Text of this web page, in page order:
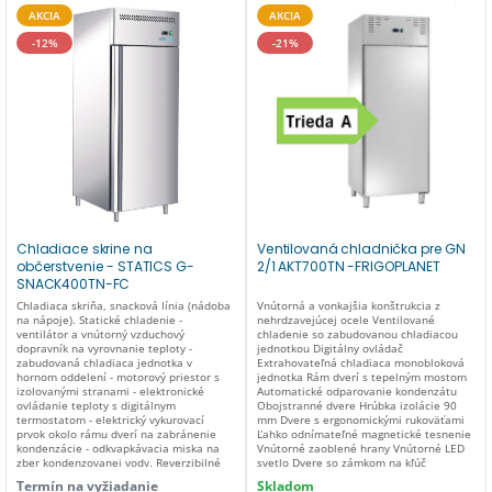
PREVÁDZKOVÁ TEPLOTA +35°C / 50%
hod. TYP CHLADENIA statické TYP
ODMRAZOVANIA automatické TYP
CHLADIACEHO PLYNU R600a PLYN (gr.)
ENERGIE (W) 220 NAPÄTIE 220V-240V /
50Hz KONŠTRUKČNÝ MATERIÁL
nehrdzavejúca oceľ ZMENA OTVÁRANIA
Izolácia (mm): 50 Typ chladiaceho plynu:
R290 Typ chladenia: Statický Energetická
trieda: C Zmena otvárania dverí: Áno
Pracovná teplota (°C): -2°C / +8°C
rozmery (mm): 560 x 580 x 1386(h) mm
Stavebné materiály: Nerezová oceľ AISI
304 Typ odmrazovania: automatický
Vnútorné osvetlenie: no Maximálna
Dĺžka x Šírka x Výška: 71 x 74 x 218 cm
Napájanie: 220-240 V / 1N / 50 Hz
AKCIA
-12%
Chladiace skrine na
občerstvenie - STATICS G-
SNACK400TN-FC
Chladiaca skriňa, snacková línia (nádoba
na nápoje). Statické chladenie -
ventilátor a vnútorný vzduchový
dopravník na vyrovnanie teploty -
zabudovaná chladiaca jednotka v
hornom oddelení - motorový priestor s
izolovanými stranami - elektronické
ovládanie teploty s digitálnym
termostatom - elektrický vykurovací
prvok okolo rámu dverí na zabránenie
kondenzácie - odkvapkávacia miska na
zber kondenzovanej vody. Reverzibilné
Termín na vyžiadanie
AKCIA
-21%
Ventilovaná chladnička pre GN
2/1 AKT700TN -FRIGOPLANET
Vnútorná a vonkajšia konštrukcia z
nehrdzavejúcej ocele Ventilované
chladenie so zabudovanou chladiacou
jednotkou Digitálny ovládač
Extrahovateľná chladiaca monobloková
jednotka Rám dverí s tepelným mostom
Automatické odparovanie kondenzátu
Obojstranné dvere Hrúbka izolácie 90
mm Dvere s ergonomickými rukoväťami
Ľahko odnímateľné magnetické tesnenie
Vnútorné zaoblené hrany Vnútorné LED
svetlo Dvere so zámkom na kľúč
Skladom